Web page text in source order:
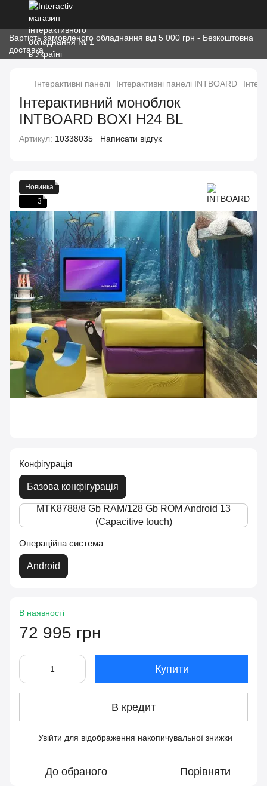
Вартість замовленого обладнання від 5 000 грн - Безкоштовна
доставка
Інтерактивні панелі Інтерактивні панелі INTBOARD
Інтерактивний моноблок
INTBOARD BOXI H24 BL
Артикул: 10338035 Написати відгук
Новинка
3
Конфігурація
Базова конфігурація
MTK8788/8 Gb RAM/128 Gb ROM Android 13
(Capacitive touch)
Операційна система
Android
В наявності
72 995 грн
Купити
В кредит
Увійти для відображення накопичувальної знижки
До обраного Порівняти